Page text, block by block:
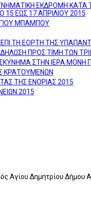
ΕΚΔΡΟΜΗ ΚΑΤΑ
ΕΩΣ 17 ΑΠΡΙΛΙΟΥ 2015
ΜΠΑΜΠΟΥ
ΕΠΙ ΤΗ ΕΟΡΤΗ ΤΗΣ
ΠΡΟΣ ΤΙΜΗ ΤΩΝ
ΣΤΗΝ ΙΕΡΑ ΜΟΝΗ
ΚΡΑΤΟΥΜΕΝΩΝ
ΤΗΣ ΕΝΟΡΙΑΣ 2015
2015
Αγίου Δημητρίου Δήμου